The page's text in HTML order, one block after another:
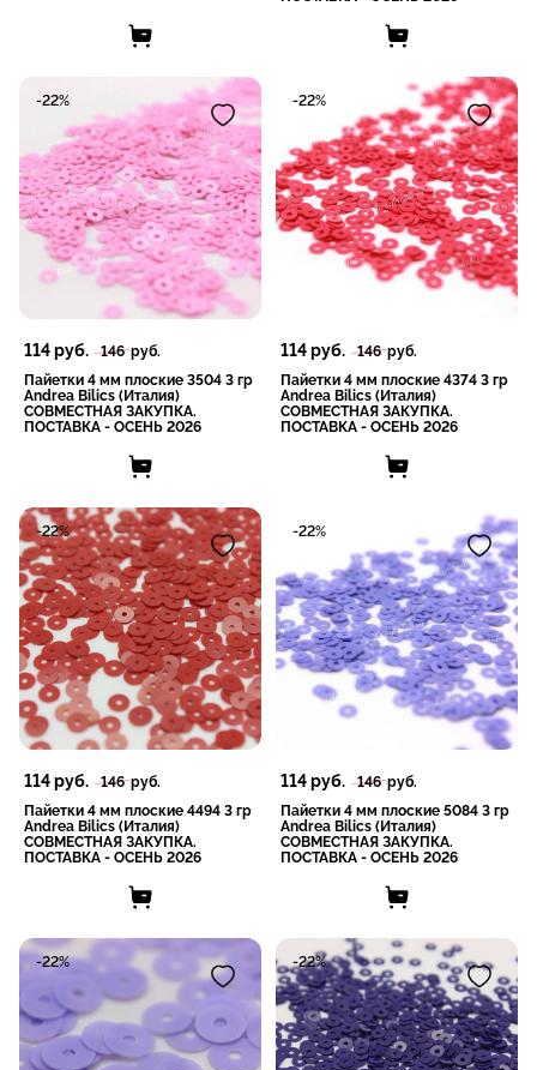
114руб. 146руб.
Пайетки 4 мм плоские 3504 3 гр
Andrea Bilics (Италия)
СОВМЕСТНАЯ ЗАКУПКА.
ПОСТАВКА - ОСЕНЬ 2026
-22%
114руб. 146руб.
Пайетки 4 мм плоские 4374 3 гр
Andrea Bilics (Италия)
СОВМЕСТНАЯ ЗАКУПКА.
ПОСТАВКА - ОСЕНЬ 2026
-22%
114руб. 146руб.
Пайетки 4 мм плоские 4494 3 гр
Andrea Bilics (Италия)
СОВМЕСТНАЯ ЗАКУПКА.
ПОСТАВКА - ОСЕНЬ 2026
-22%
114руб. 146руб.
Пайетки 4 мм плоские 5084 3 гр
Andrea Bilics (Италия)
СОВМЕСТНАЯ ЗАКУПКА.
ПОСТАВКА - ОСЕНЬ 2026
-22%
-22% -22%